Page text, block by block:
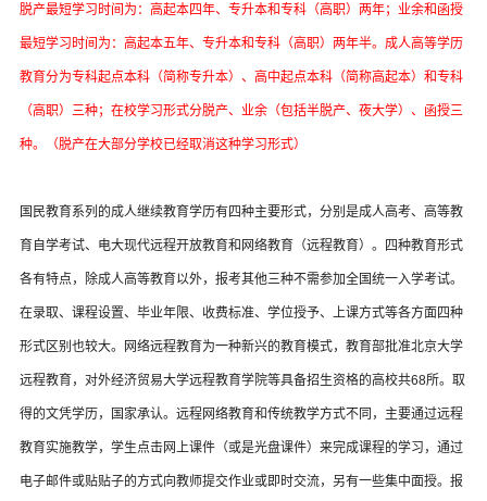
脱产最短学习时间为：高起本四年、专升本和专科（高职）两年；业余和函授
最短学习时间为：高起本五年、专升本和专科（高职）两年半。成人高等学历
教育分为专科起点本科（简称专升本）、高中起点本科（简称高起本）和专科
（高职）三种；在校学习形式分脱产、业余（包括半脱产、夜大学）、函授三
种。（脱产在大部分学校已经取消这种学习形式）
国民教育系列的成人继续教育学历有四种主要形式，分别是成人高考、高等教
育自学考试、电大现代远程开放教育和网络教育（远程教育）。四种教育形式
各有特点，除成人高等教育以外，报考其他三种不需参加全国统一入学考试。
在录取、课程设置、毕业年限、收费标准、学位授予、上课方式等各方面四种
形式区别也较大。网络远程教育为一种新兴的教育模式，教育部批准北京大学
远程教育，对外经济贸易大学远程教育学院等具备招生资格的高校共68所。取
得的文凭学历，国家承认。远程网络教育和传统教学方式不同，主要通过远程
教育实施教学，学生点击网上课件（或是光盘课件）来完成课程的学习，通过
电子邮件或贴贴子的方式向教师提交作业或即时交流，另有一些集中面授。报